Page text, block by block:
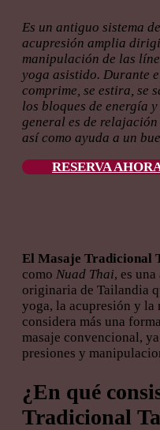
Es un antiguo sistema
acupresión amplia
manipulación de las
yoga asistido. Durante
comprime, se estira, se
los bloques de energía
general es de
así como ayuda a un
RESERVA
El Masaje Tradicional
como Nuad Thai, es
originaria de Tailandia
yoga, la acupresión y la
considera más una
masaje convencional,
presiones y
¿En qué
Tradicional